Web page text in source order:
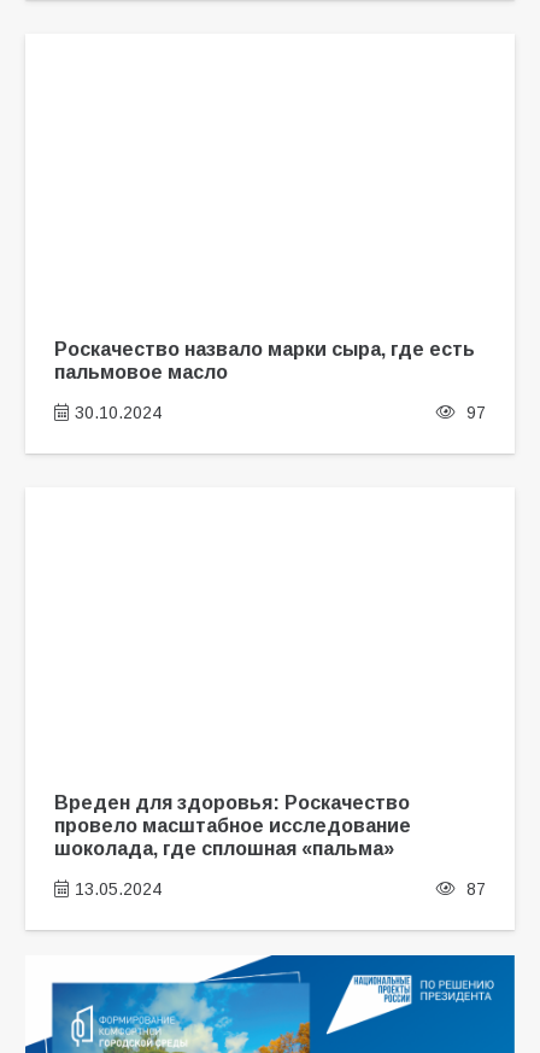
Роскачество назвало марки сыра, где есть
пальмовое масло
30.10.2024 97
Вреден для здоровья: Роскачество
провело масштабное исследование
шоколада, где сплошная «пальма»
13.05.2024 87